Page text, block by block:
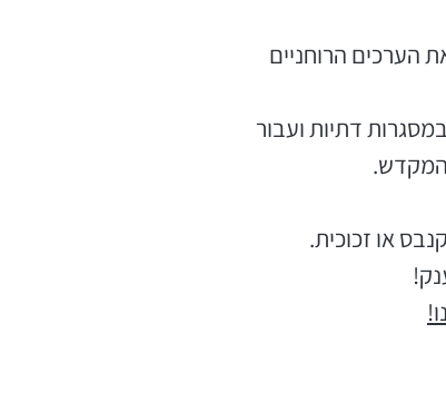
הערכים הרוחניים
דתיות ועבור
המקדש.
או זכוכית.